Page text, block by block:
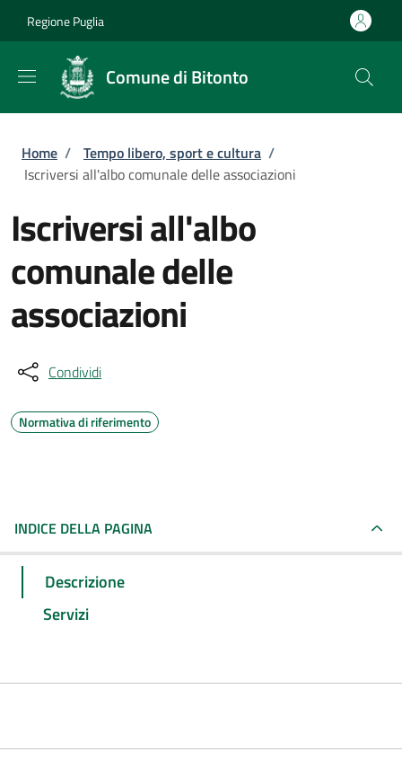
Regione Puglia
Comune di Bitonto
Briciole di pane
Home / Tempo libero, sport e cultura /
Iscriversi all'albo comunale delle associazioni
Iscriversi all'albo
comunale delle
associazioni
Condividi
Normativa di riferimento
INDICE DELLA PAGINA
Descrizione
Servizi